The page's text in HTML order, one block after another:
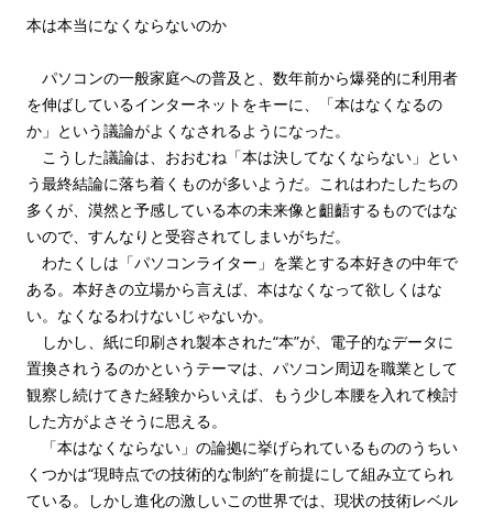
本は本当になくならないのか
パソコンの一般家庭への普及と、数年前から爆発的に利用者
を伸ばしているインターネットをキーに、「本はなくなるの
か」という議論がよくなされるようになった。
こうした議論は、おおむね「本は決してなくならない」とい
う最終結論に落ち着くものが多いようだ。これはわたしたちの
多くが、漠然と予感している本の未来像と齟齬するものではな
いので、すんなりと受容されてしまいがちだ。
わたくしは「パソコンライター」を業とする本好きの中年で
ある。本好きの立場から言えば、本はなくなって欲しくはな
い。なくなるわけないじゃないか。
しかし、紙に印刷され製本された“本”が、電子的なデータに
置換されうるのかというテーマは、パソコン周辺を職業として
観察し続けてきた経験からいえば、もう少し本腰を入れて検討
した方がよさそうに思える。
「本はなくならない」の論拠に挙げられているもののうちい
くつかは“現時点での技術的な制約”を前提にして組み立てられ
ている。しかし進化の激しいこの世界では、現状の技術レベル